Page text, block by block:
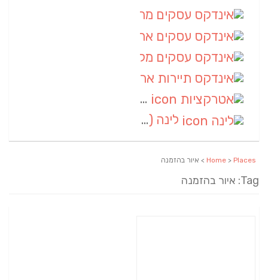
אטרקציות
לינה (1)
Home > Places > איור בהזמנה
Tag: איור בהזמנה